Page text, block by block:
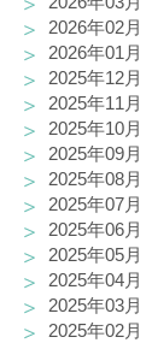
2026年02月
2026年01月
2025年12月
2025年11月
2025年10月
2025年09月
2025年08月
2025年07月
2025年06月
2025年05月
2025年04月
2025年03月
2025年02月